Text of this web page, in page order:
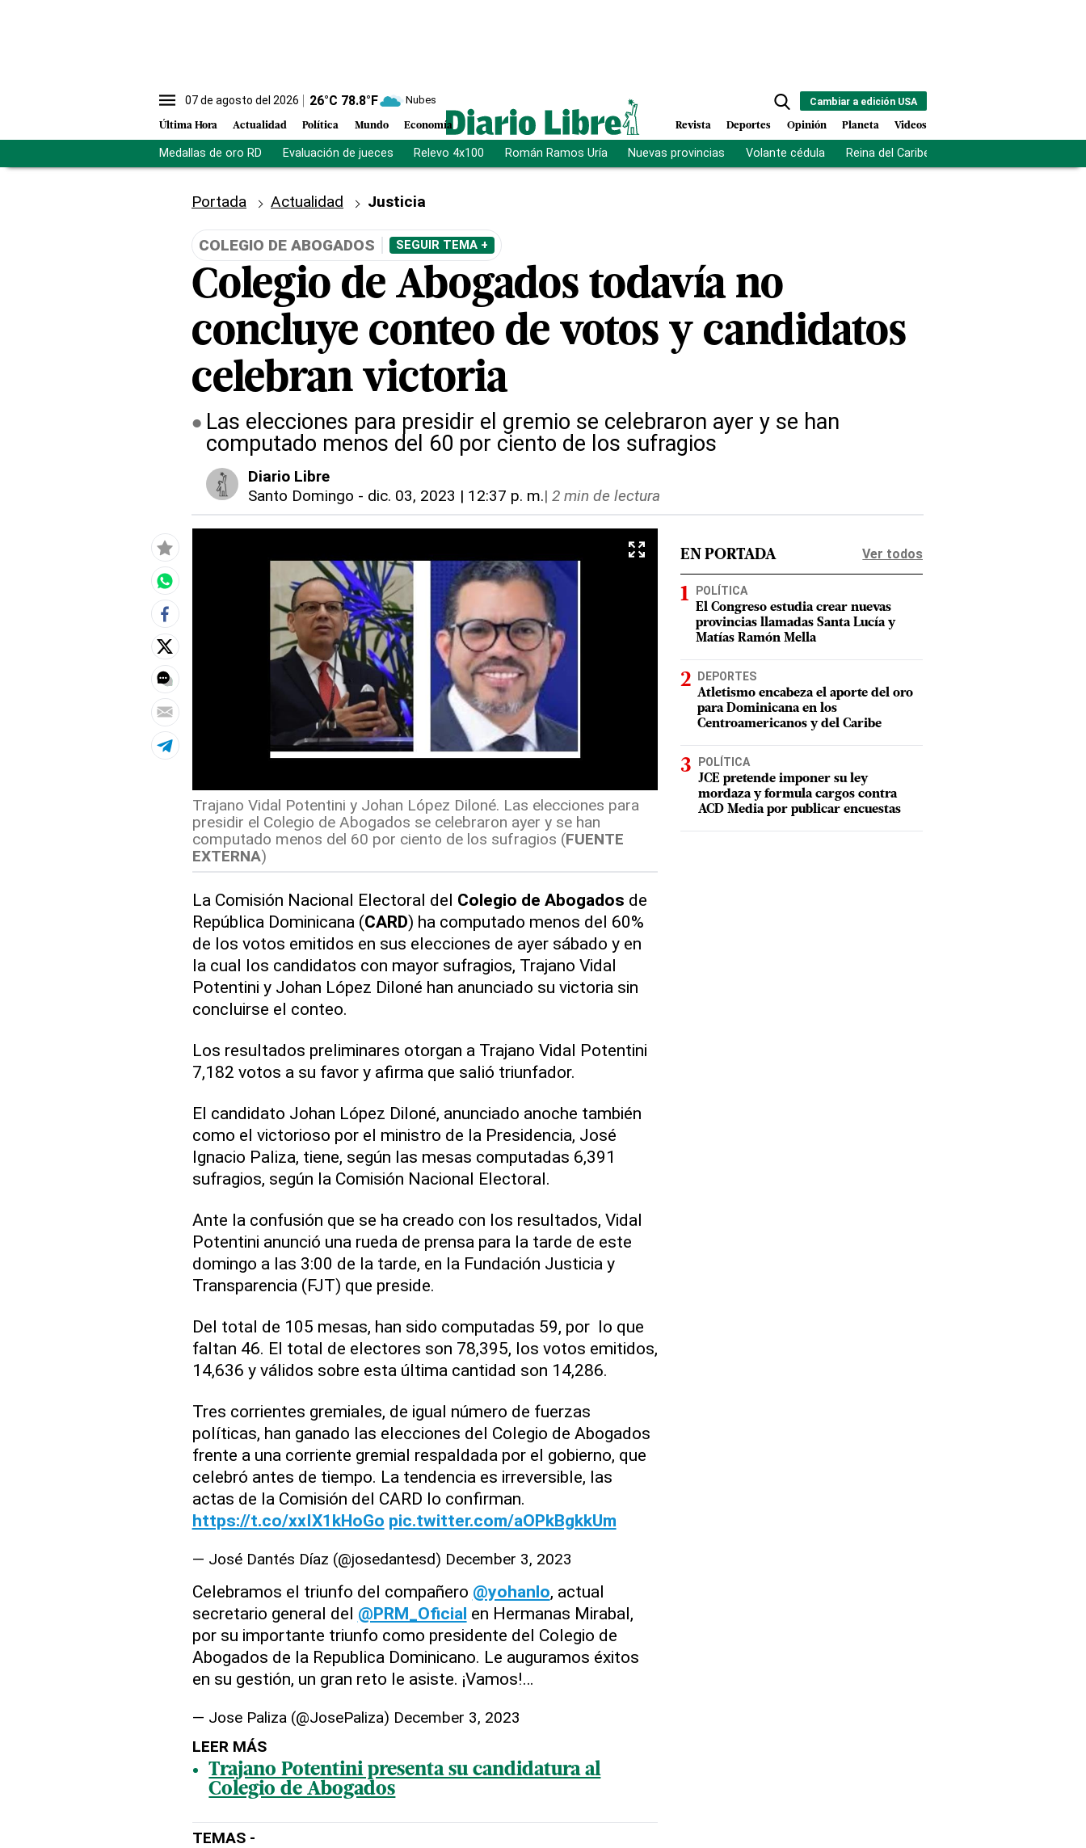
07 de agosto del 2026 26°C 78.8°F Nubes
Última Hora Actualidad Política Mundo Economía
Cambiar a edición USA
Revista Deportes Opinión Planeta Videos
Medallas de oro RD Evaluación de jueces Relevo 4x100 Román Ramos Uría Nuevas provincias Volante cédula Reina del Caribe
Portada Actualidad Justicia
COLEGIO DE ABOGADOS SEGUIR TEMA +
Colegio de Abogados todavía no
concluye conteo de votos y candidatos
celebran victoria
Las elecciones para presidir el gremio se celebraron ayer y se han
computado menos del 60 por ciento de los sufragios
Diario Libre
Santo Domingo - dic. 03, 2023 | 12:37 p. m.| 2 min de lectura
Trajano Vidal Potentini y Johan López Diloné. Las elecciones para
presidir el Colegio de Abogados se celebraron ayer y se han
computado menos del 60 por ciento de los sufragios (FUENTE
EXTERNA)
La Comisión Nacional Electoral del Colegio de Abogados de
República Dominicana (CARD) ha computado menos del 60%
de los votos emitidos en sus elecciones de ayer sábado y en
la cual los candidatos con mayor sufragios, Trajano Vidal
Potentini y Johan López Diloné han anunciado su victoria sin
concluirse el conteo.
Los resultados preliminares otorgan a Trajano Vidal Potentini
7,182 votos a su favor y afirma que salió triunfador.
El candidato Johan López Diloné, anunciado anoche también
como el victorioso por el ministro de la Presidencia, José
Ignacio Paliza, tiene, según las mesas computadas 6,391
sufragios, según la Comisión Nacional Electoral.
Ante la confusión que se ha creado con los resultados, Vidal
Potentini anunció una rueda de prensa para la tarde de este
domingo a las 3:00 de la tarde, en la Fundación Justicia y
Transparencia (FJT) que preside.
Del total de 105 mesas, han sido computadas 59, por lo que
faltan 46. El total de electores son 78,395, los votos emitidos,
14,636 y válidos sobre esta última cantidad son 14,286.
Tres corrientes gremiales, de igual número de fuerzas
políticas, han ganado las elecciones del Colegio de Abogados
frente a una corriente gremial respaldada por el gobierno, que
celebró antes de tiempo. La tendencia es irreversible, las
actas de la Comisión del CARD lo confirman.
https://t.co/xxIX1kHoGo pic.twitter.com/aOPkBgkkUm
— José Dantés Díaz (@josedantesd) December 3, 2023
Celebramos el triunfo del compañero @yohanlo, actual
secretario general del @PRM_Oficial en Hermanas Mirabal,
por su importante triunfo como presidente del Colegio de
Abogados de la Republica Dominicano. Le auguramos éxitos
en su gestión, un gran reto le asiste. ¡Vamos!…
— Jose Paliza (@JosePaliza) December 3, 2023
LEER MÁS
Trajano Potentini presenta su candidatura al
Colegio de Abogados
TEMAS -
EN PORTADA Ver todos
POLÍTICA
El Congreso estudia crear nuevas
provincias llamadas Santa Lucía y
Matías Ramón Mella
DEPORTES
Atletismo encabeza el aporte del oro
para Dominicana en los
Centroamericanos y del Caribe
POLÍTICA
JCE pretende imponer su ley
mordaza y formula cargos contra
ACD Media por publicar encuestas